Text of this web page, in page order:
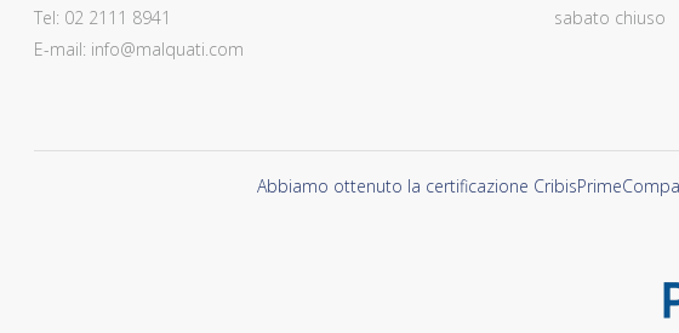
Tel: 02 2111 8941
E-mail: info@malquati.com
sabato chiuso
Abbiamo ottenuto la certificazione